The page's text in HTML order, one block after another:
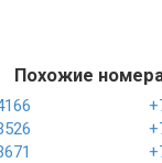
Похожие